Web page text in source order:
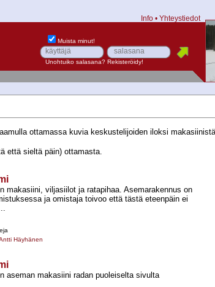
Info • Yhteystiedot
Muista minut!
Unohtuiko salasana? Rekisteröidy!
ottamassa kuvia keskustelijoiden iloksi
että sieltä päin) ottamasta.
makasiini, viljasiilot ja ratapihaa. Asemarakennus on
ja omistaja toivoo että tästä eteenpäin ei
Häyhänen
aseman makasiini radan puoleiselta sivulta